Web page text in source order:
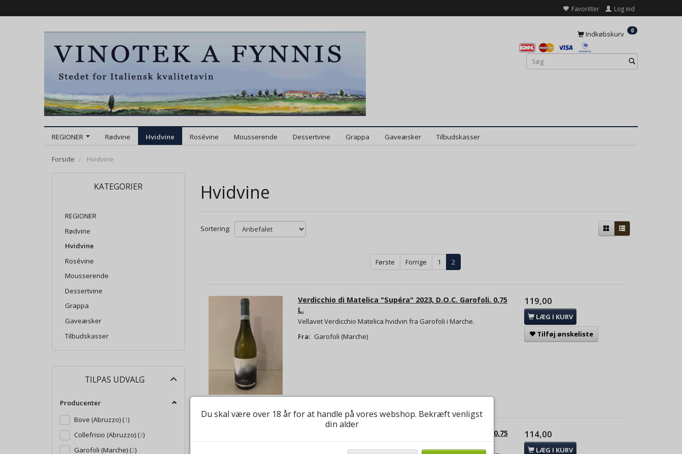
Favoritter Log ind
Indkøbskurv 0
REGIONER Rødvine Hvidvine Rosévine Mousserende Dessertvine Grappa Gaveæsker Tilbudskasser
Forside Hvidvine
KATEGORIER
REGIONER
Rødvine
Hvidvine
Rosévine
Mousserende
Dessertvine
Grappa
Gaveæsker
Tilbudskasser
TILPAS UDVALG
Producenter
Bove (Abruzzo) (1)
Collefrisio (Abruzzo) (3)
Garofoli (Marche) (2)
Hvidvine
Sortering:
Første Forrige 1 2
Verdicchio di Matelica "Supéra" 2023, D.O.C. Garofoli. 0,75
L.
Vellavet Verdicchio Matelica hvidvin fra Garofoli i Marche.
Fra: Garofoli (Marche)
119,00
LÆG I KURV
Tilføj ønskeliste
"Lagaia" Monferrato Bianco 2023, D.O.C. Sant Evasio. 0,75
L.
114,00
LÆG I KURV
Du skal være over 18 år for at handle på vores webshop. Bekræft venligst
din alder